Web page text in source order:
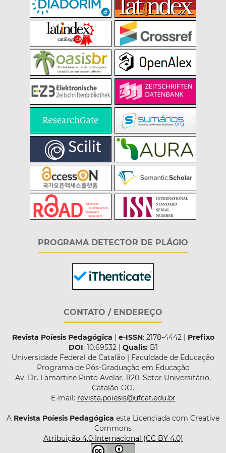
PROGRAMA DETECTOR DE PLÁGIO
CONTATO / ENDEREÇO
Revista Poíesis Pedagógica e-ISSN: 2178-4442 | Prefixo
DOI: 10.69532 | Qualis:B1
Universidade Federal de Catalão | Faculdade de Educação
Programa de Pós-Graduação em Educação
Av. Dr. Lamartine Pinto Avelar, 1120. Setor Universitário,
Catalão-GO.
E-mail: revista.poiesis@ufcat.edu.br
A Revista Poíesis Pedagógica esta Licenciada com Creative
Commons
Atribuição 4.0 Internacional (CC BY 4.0)